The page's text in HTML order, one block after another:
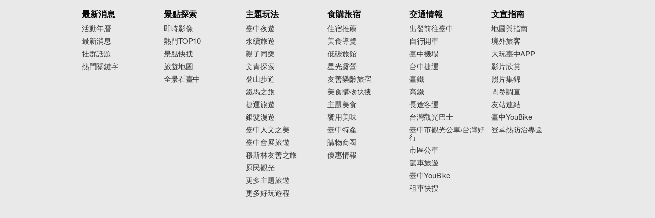
最新消息
活動年曆
最新消息
社群話題
熱門關鍵字
景點探索
即時影像
熱門TOP10
景點快搜
旅遊地圖
全景看臺中
主題玩法
臺中夜遊
永續旅遊
親子同樂
文青探索
登山步道
鐵馬之旅
捷運旅遊
銀髮漫遊
臺中人文之美
臺中會展旅遊
穆斯林友善之旅
原民觀光
更多主題旅遊
更多好玩遊程
食購旅宿
住宿推薦
美食導覽
低碳旅館
星光露營
友善樂齡旅宿
美食購物快搜
主題美食
饗用美味
臺中特產
購物商圈
優惠情報
交通情報
出發前往臺中
自行開車
臺中機場
台中捷運
臺鐵
高鐵
長途客運
台灣觀光巴士
臺中市觀光公車/台灣好
行
市區公車
駕車旅遊
臺中YouBike
租車快搜
文宣指南
地圖與指南
境外旅客
大玩臺中APP
影片欣賞
照片集錦
問卷調查
友站連結
臺中YouBike
登革熱防治專區